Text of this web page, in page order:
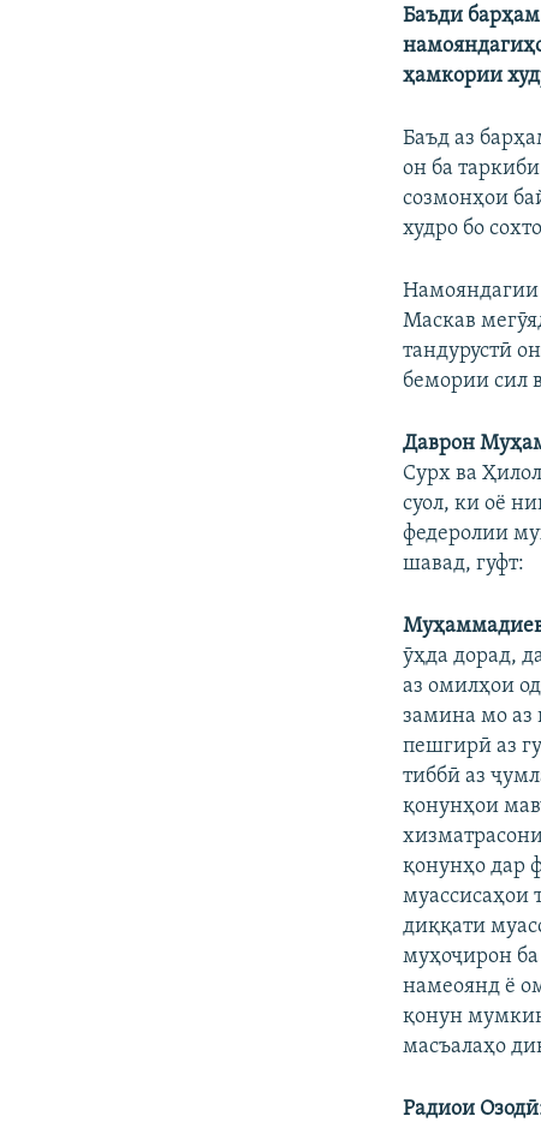
Баъди
ҳамкории
Баъд аз
он ба
созмонҳои
худро бо
Намояндагии
Маскав
тандурустӣ
бемории сил
Даврон
Сурх ва
суол, ки оё
федеролии
шавад, гуфт:
ӯҳда дорад,
аз омилҳои
замина мо аз
пешгирӣ аз
тиббӣ аз
қонунҳои
қонунҳо дар
муассисаҳои
диққати
муҳоҷирон
намеоянд ё
қонун
масъалаҳо
Радиои Озодӣ